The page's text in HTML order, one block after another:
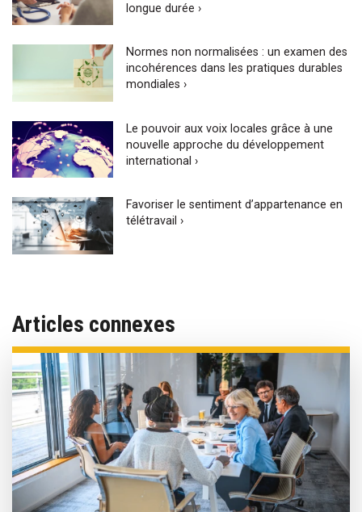
longue durée ›
Normes non normalisées : un examen des
incohérences dans les pratiques durables
mondiales ›
Le pouvoir aux voix locales grâce à une
nouvelle approche du développement
international ›
Favoriser le sentiment d’appartenance en
télétravail ›
Articles connexes